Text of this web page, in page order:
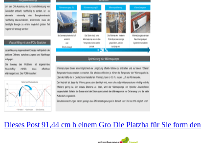
Dieses Post 91,44 cm h einem Gro Die Platzha für Sie form den